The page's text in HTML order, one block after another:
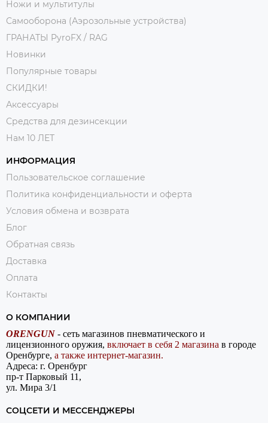
Ножи и мультитулы
Самооборона (Аэрозольные устройства)
ГРАНАТЫ PyroFX / RAG
Новинки
Популярные товары
СКИДКИ!
Аксессуары
Средства для дезинсекции
Нам 10 ЛЕТ
ИНФОРМАЦИЯ
Пользовательское соглашение
Политика конфиденциальности и оферта
Условия обмена и возврата
Блог
Обратная связь
Доставка
Оплата
Контакты
О КОМПАНИИ
ORENGUN - сеть магазинов пневматического и
лицензионного оружия, включает в себя 2 магазина в городе
Оренбурге, а также интернет-магазин.
Адреса: г. Оренбург
пр-т Парковый 11,
ул. Мира 3/1
СОЦСЕТИ И МЕССЕНДЖЕРЫ